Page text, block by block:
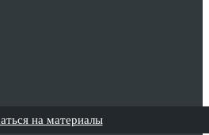
на материалы